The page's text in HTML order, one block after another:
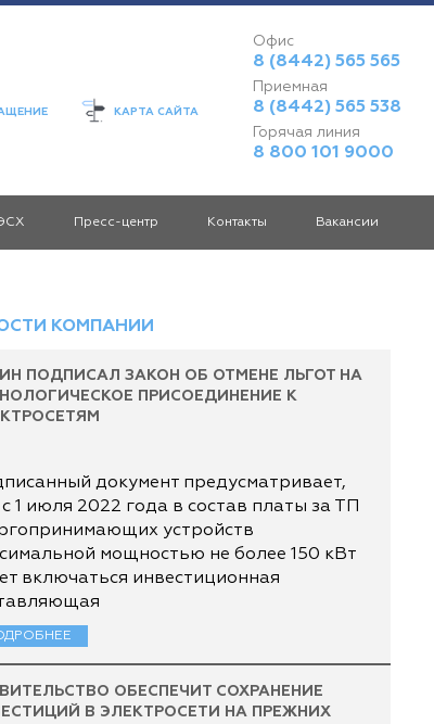
КАРТА САЙТА
Офис
8 (8442) 565 565
Приемная
8 (8442) 565 538
Горячая линия
8 800 101 9000
Пресс-центр Контакты Вакансии
КОМПАНИИ
ПОДПИСАЛ ЗАКОН ОБ ОТМЕНЕ ЛЬГОТ НА
ПРИСОЕДИНЕНИЕ К
документ предусматривает,
1 июля 2022 года в состав платы за ТП
устройств
мощностью не более 150 кВт
включаться инвестиционная
ОБЕСПЕЧИТ СОХРАНЕНИЕ
В ЭЛЕКТРОСЕТИ НА ПРЕЖНИХ